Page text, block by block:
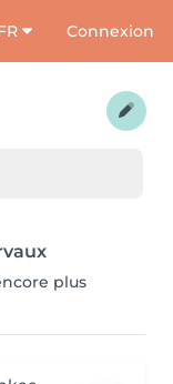
Connexion
plus